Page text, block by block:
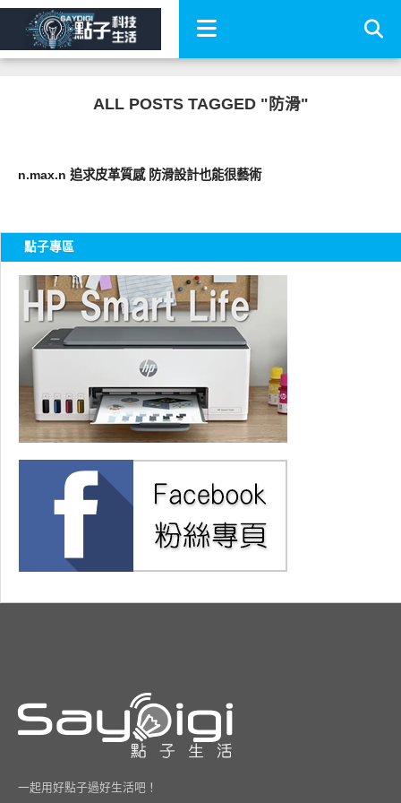
ALL POSTS TAGGED "防滑"
n.max.n 追求皮革質感 防滑設計也能很藝術
點子專區
一起用好點子過好生活吧！